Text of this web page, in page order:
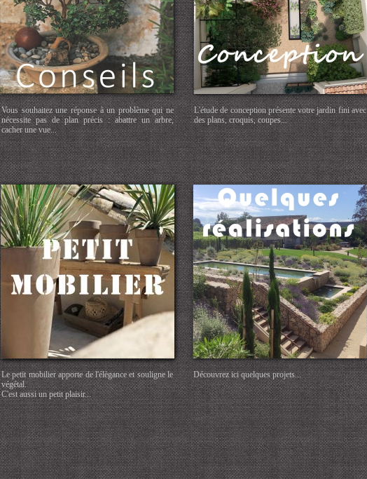
Vous souhaitez une réponse à un problème qui ne
nécessite pas de plan précis : abattre un arbre,
cacher une vue...
Découvrez ici quelques projets...
Le petit mobilier apporte de l'élègance et souligne le
végétal.
C'est aussi un petit plaisir...
L'étude de conception présente votre jardin fini avec
des plans, croquis, coupes...